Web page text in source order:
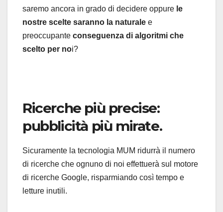
saremo ancora in grado di decidere oppure le
nostre scelte saranno la naturale e
preoccupante conseguenza di algoritmi che
scelto per noi?
Ricerche più precise:
pubblicità più mirate.
Sicuramente la tecnologia MUM ridurrà il numero
di ricerche che ognuno di noi effettuerà sul motore
di ricerche Google, risparmiando così tempo e
letture inutili.